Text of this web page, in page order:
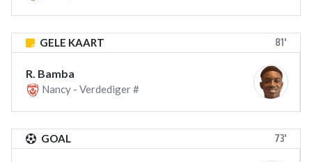
GELE KAART 81'
R. Bamba
Nancy - Verdediger #
GOAL 73'